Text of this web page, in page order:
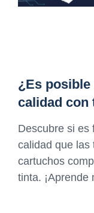
¿Es
calidad con
Descubre si es
calidad que las
cartuchos
tinta. ¡Aprende